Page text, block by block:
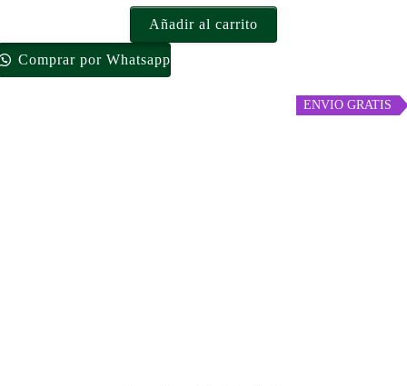
Añadir al carrito
Comprar por Whatsapp
ENVIO GRATIS